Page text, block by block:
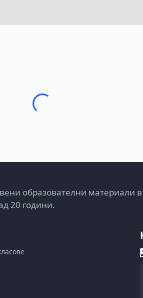
образователни материали
20 години.